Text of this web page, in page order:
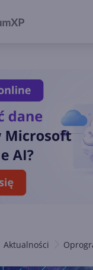
Aktualności